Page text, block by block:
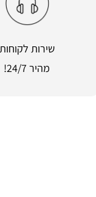
שירות לקוחות
מהיר 24/7!